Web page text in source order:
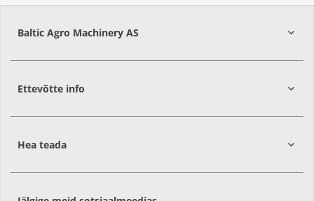
Baltic Agro Machinery AS
75306Harjumaa
Ettevõtte info
Hea teada